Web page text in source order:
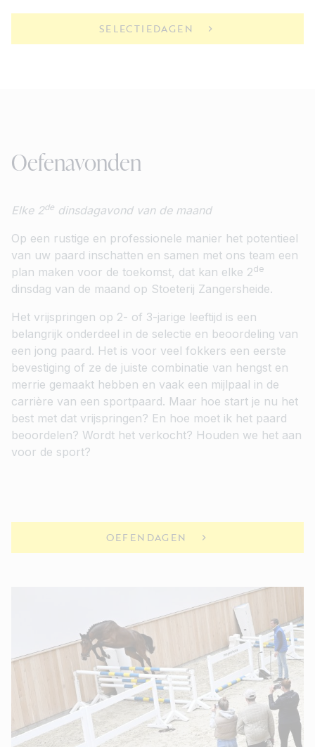
SELECTIEDAGEN
Oefenavonden
Elke 2de dinsdagavond van de maand
Op een rustige en professionele manier het potentieel
van uw paard inschatten en samen met ons team een
plan maken voor de toekomst, dat kan elke 2de
dinsdag van de maand op Stoeterij Zangersheide.
Het vrijspringen op 2- of 3-jarige leeftijd is een
belangrijk onderdeel in de selectie en beoordeling van
een jong paard. Het is voor veel fokkers een eerste
bevestiging of ze de juiste combinatie van hengst en
merrie gemaakt hebben en vaak een mijlpaal in de
carrière van een sportpaard. Maar hoe start je nu het
best met dat vrijspringen? En hoe moet ik het paard
beoordelen? Wordt het verkocht? Houden we het aan
voor de sport?
OEFENDAGEN